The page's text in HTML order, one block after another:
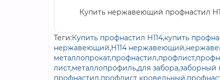
Купить нержавеющий профнастил
Теги:Купить профнастил Н114,купить
нержавеющий,Н114 нержавеющий,
металлопрокат,профнастил,профлист,
лист,металлопрофиль,для забора,заборный
профнастил,профлист кровельный,